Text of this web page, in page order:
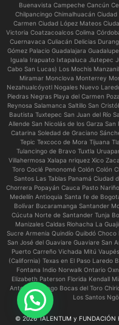
Buenavista Campeche Cancún
Chilpancingo Chimalhuacán
Carmen Ciudad López Mateos
Victoria Coatzacoalcos Colima
Cuernavaca Culiacán Delicias
Gómez Palacio Guadalajara
Iguala Irapuato Ixtapaluca Jiutepec
Cabo San Lucas) Los Mochis
Miramar Monclova Monterrey
Nezahualcóyotl Nogales Nuevo
Piedras Negras Playa del Carmen
Reynosa Salamanca Saltillo San
Bautista Tuxtepec San Juan del Río
Allende San Nicolás de los Garza
Catarina Soledad de Graciano
Tepic Texcoco de Mora Tijuana
Tulancingo de Bravo Tuxtla
Villahermosa Xalapa nriquez Xico
Toro Coclé Penonomé Colón Colón
Santos Las Tablas Panamá Ciudad
Chorrera Popayán Cauca Pasto
Medellín Antioquia Santa fe de
Bolívar Bucaramanga Santander
Cúcuta Norte de Santander Tunja
Manizales Caldas Riohacha La
Sucre Armenia Quindío Quibdó
San José del Guaviare Guaviare San
Puerto Carreño Vichada Mitú
(California) Texas en El Paso Laredo
Fontana Indio Norwalk Ontario
Elizabeth Paterson Florida Kendall
Antonio Chicago Bocas del Toro
Los Santos
© 2026 TALENTUM y FUNDACIÓN